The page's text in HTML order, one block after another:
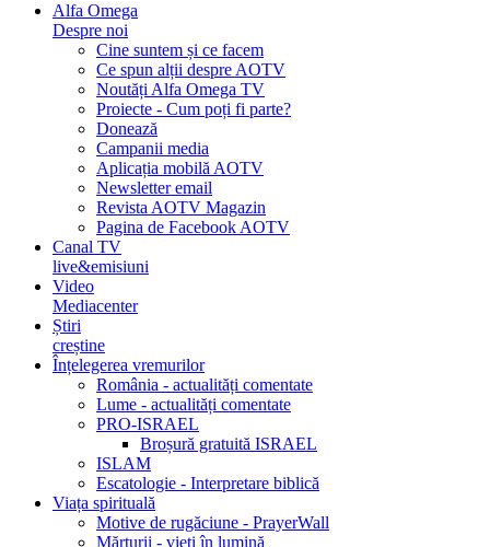
Alfa Omega
Despre noi
Cine suntem și ce facem
Ce spun alții despre AOTV
Noutăți Alfa Omega TV
Proiecte - Cum poți fi parte?
Donează
Campanii media
Aplicația mobilă AOTV
Newsletter email
Revista AOTV Magazin
Pagina de Facebook AOTV
Canal TV
live&emisiuni
Video
Mediacenter
Știri
creștine
Înțelegerea vremurilor
România - actualități comentate
Lume - actualități comentate
PRO-ISRAEL
Broșură gratuită ISRAEL
ISLAM
Escatologie - Interpretare biblică
Viața spirituală
Motive de rugăciune - PrayerWall
Mărturii - vieți în lumină